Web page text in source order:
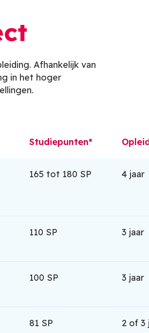
Afhankelijk van
in het hoger
Studiepunten*
165 tot 180 SP 4 jaar
110 SP 3 jaar
100 SP 3 jaar
81 SP 2 of 3